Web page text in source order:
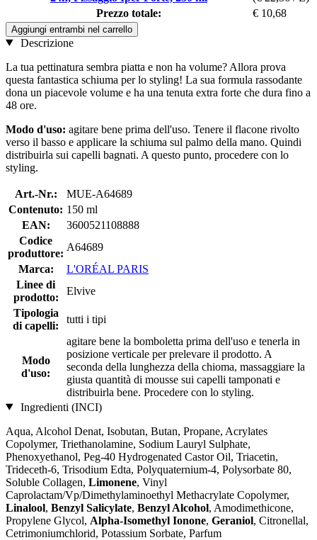
Prezzo totale:
€ 10,68
Aggiungi entrambi nel carrello
Descrizione
La tua pettinatura sembra piatta e non ha volume? Allora prova
questa fantastica schiuma per lo styling! La sua formula rassodante
dona un piacevole volume e ha una tenuta extra forte che dura fino a
48 ore.
Modo d'uso: agitare bene prima dell'uso. Tenere il flacone rivolto
verso il basso e applicare la schiuma sul palmo della mano. Quindi
distribuirla sui capelli bagnati. A questo punto, procedere con lo
styling.
Art.-Nr.:
MUE-A64689
Contenuto: 150 ml
EAN:
3600521108888
Codice
produttore:
A64689
Marca:
L'ORÉAL PARIS
Linee di
prodotto:
Elvive
Tipologia
di capelli:
tutti i tipi
Modo
d'uso:
agitare bene la bomboletta prima dell'uso e tenerla in
posizione verticale per prelevare il prodotto. A
seconda della lunghezza della chioma, massaggiare la
giusta quantità di mousse sui capelli tamponati e
distribuirla bene. Procedere con lo styling.
Ingredienti (INCI)
Aqua, Alcohol Denat, Isobutan, Butan, Propane, Acrylates
Copolymer, Triethanolamine, Sodium Lauryl Sulphate,
Phenoxyethanol, Peg-40 Hydrogenated Castor Oil, Triacetin,
Trideceth-6, Trisodium Edta, Polyquaternium-4, Polysorbate 80,
Soluble Collagen, Limonene, Vinyl
Caprolactam/Vp/Dimethylaminoethyl Methacrylate Copolymer,
Linalool, Benzyl Salicylate, Benzyl Alcohol, Amodimethicone,
Propylene Glycol, Alpha-Isomethyl Ionone, Geraniol, Citronellal,
Cetrimoniumchlorid, Potassium Sorbate, Parfum